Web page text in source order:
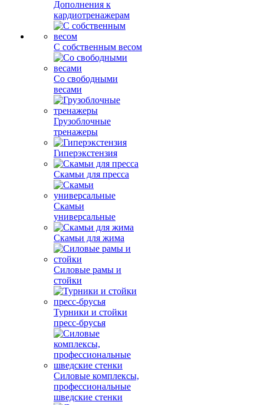
Дополнения к
кардиотренажерам
С собственным весом
Со свободными
весами
Грузоблочные
тренажеры
Гиперэкстензия
Скамьи для пресса
Скамьи
универсальные
Скамьи для жима
Силовые рамы и
стойки
Турники и стойки
пресс-брусья
Силовые комплексы,
профессиональные
шведские стенки